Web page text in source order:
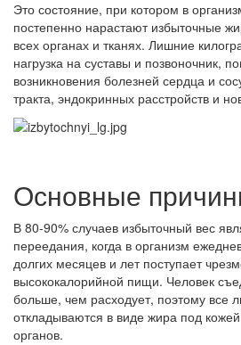
Это состояние, при котором в
постепенно нарастают избыточные
всех органах и тканях. Лишние
нагрузка на суставы и позвоночник,
возникновения болезней сердца и
тракта, эндокринных расстройств и
Основные
В 80-90% случаев избыточный вес
переедания, когда в организм
долгих месяцев и лет поступает
высококалорийной пищи. Человек
больше, чем расходует, поэтому все
откладываются в виде жира под кожей
органов.